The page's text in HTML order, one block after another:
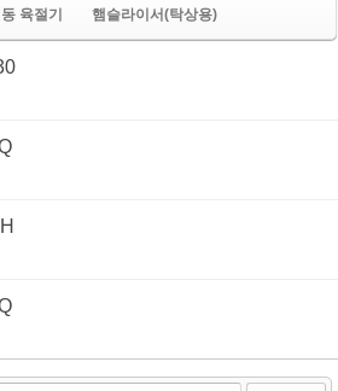
육절기 햄슬라이서(탁상용)